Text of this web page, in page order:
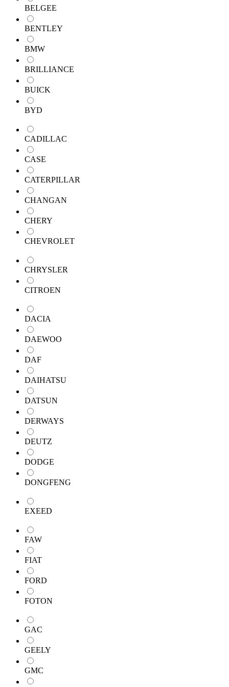
BELGEE
BENTLEY
BMW
BRILLIANCE
BUICK
BYD
CADILLAC
CASE
CATERPILLAR
CHANGAN
CHERY
CHEVROLET
CHRYSLER
CITROEN
DACIA
DAEWOO
DAF
DAIHATSU
DATSUN
DERWAYS
DEUTZ
DODGE
DONGFENG
EXEED
FAW
FIAT
FORD
FOTON
GAC
GEELY
GMC